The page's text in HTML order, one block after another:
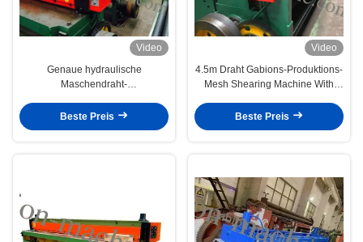
Video
Genaue hydraulische
Maschendraht-
Blatt, 5.0mm maximaler
Beste Preis
Video
4.5m Draht Gabions-Produktions-
Mesh Shearing Machine With
Beste Preis